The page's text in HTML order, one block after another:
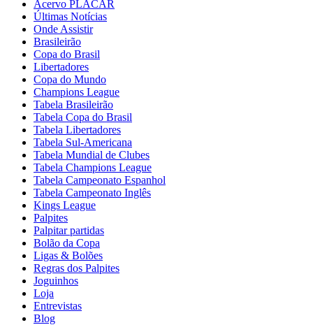
Acervo PLACAR
Últimas Notícias
Onde Assistir
Brasileirão
Copa do Brasil
Libertadores
Copa do Mundo
Champions League
Tabela Brasileirão
Tabela Copa do Brasil
Tabela Libertadores
Tabela Sul-Americana
Tabela Mundial de Clubes
Tabela Champions League
Tabela Campeonato Espanhol
Tabela Campeonato Inglês
Kings League
Palpites
Palpitar partidas
Bolão da Copa
Ligas & Bolões
Regras dos Palpites
Joguinhos
Loja
Entrevistas
Blog